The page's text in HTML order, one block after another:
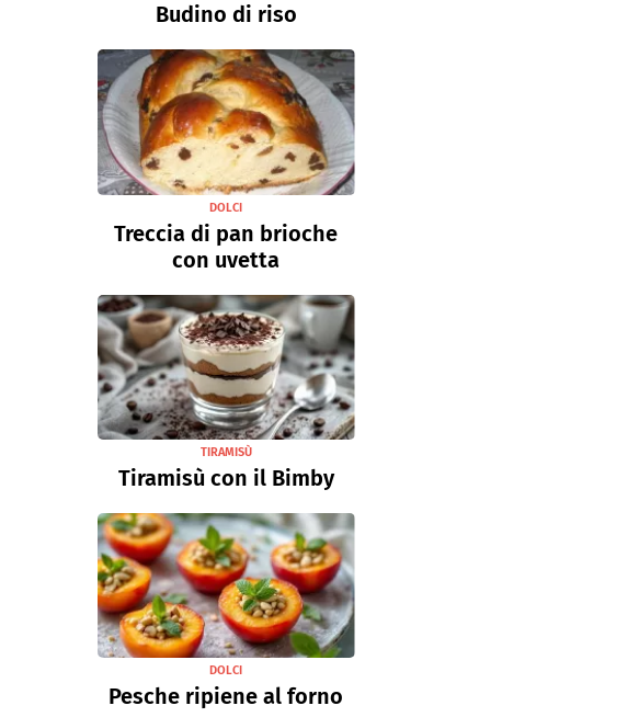
Budino di riso
DOLCI
Treccia di pan brioche
con uvetta
TIRAMISÙ
Tiramisù con il Bimby
DOLCI
Pesche ripiene al forno